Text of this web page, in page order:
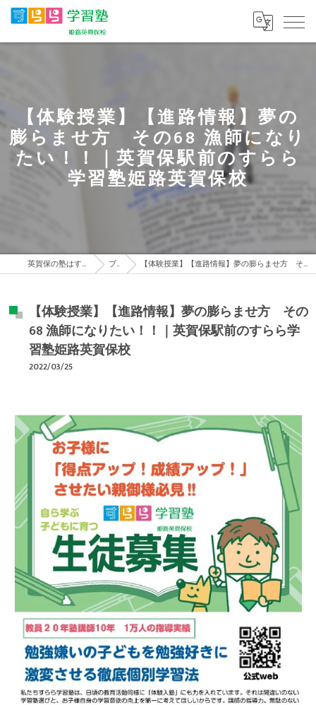
【体験授業】【進路情報】夢の
膨らませ方 その68 漁師になり
たい！！｜英賀保駅前のすらら
学習塾姫路英賀保校
英賀保の塾はすらら学習塾 姫路英賀保校 ブログ 【体験授業】【進路情報】夢の膨らませ方 その68 漁師になりたい！！｜英賀保駅前のすらら学習塾姫路英賀保校
【体験授業】【進路情報】夢の膨らませ方 その
68 漁師になりたい！！｜英賀保駅前のすらら学
習塾姫路英賀保校
2022/03/25